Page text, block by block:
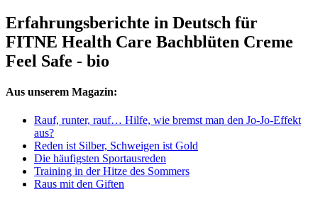
Erfahrungsberichte in Deutsch für
FITNE Health Care Bachblüten Creme
Feel Safe - bio
Aus unserem Magazin:
Rauf, runter, rauf… Hilfe, wie bremst man den Jo-Jo-Effekt
aus?
Reden ist Silber, Schweigen ist Gold
Die häufigsten Sportausreden
Training in der Hitze des Sommers
Raus mit den Giften